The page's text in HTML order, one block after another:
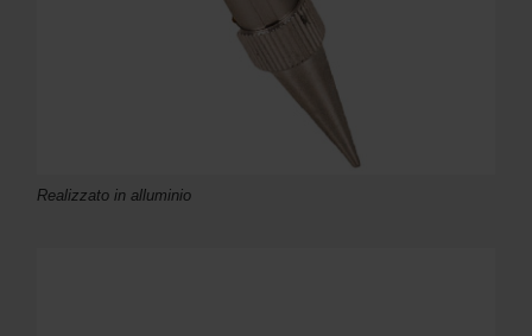
Realizzato in alluminio